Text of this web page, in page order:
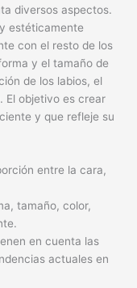
diversos aspectos.
estéticamente
con el resto de los
y el tamaño de
de los labios, el
El objetivo es crear
y que refleje su
entre la cara,
tamaño, color,
en cuenta las
actuales en